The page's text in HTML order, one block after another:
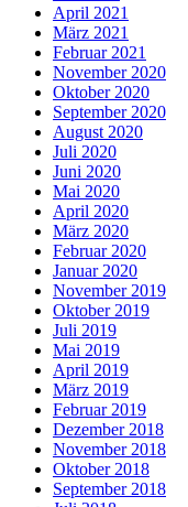
April 2021
März 2021
Februar 2021
November 2020
Oktober 2020
September 2020
August 2020
Juli 2020
Juni 2020
Mai 2020
April 2020
März 2020
Februar 2020
Januar 2020
November 2019
Oktober 2019
Juli 2019
Mai 2019
April 2019
März 2019
Februar 2019
Dezember 2018
November 2018
Oktober 2018
September 2018